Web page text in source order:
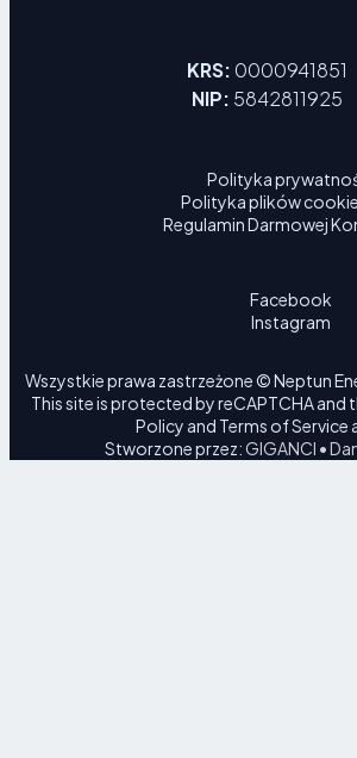
KRS: 0000941851
NIP: 5842811925
Polityka
Polityka plików
Regulamin Darmowej
Facebook
Instagram
Wszystkie prawa zastrzeżone © Neptun
This site is protected by reCAPTCHA and
Policy and Terms of Service
Stworzone przez:GIGANCI •